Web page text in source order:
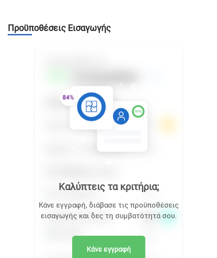
Προϋποθέσεις Εισαγωγής
Καλύπτεις τα κριτήρια;
Κάνε εγγραφή, διάβασε τις προϋποθέσεις
εισαγωγής και δες τη συμβατότητά σου.
Κάνε εγγραφή